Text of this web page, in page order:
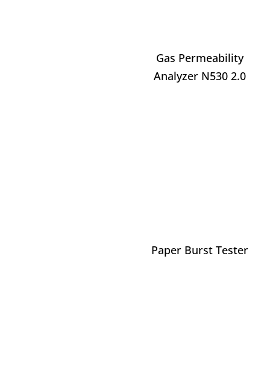
Gas Permeability
Analyzer N530 2.0
Paper Burst Tester